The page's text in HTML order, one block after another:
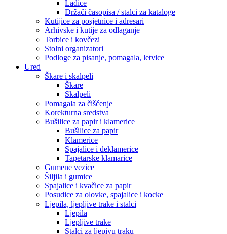
Ladice
Držači časopisa / stalci za kataloge
Kutijice za posjetnice i adresari
Arhivske i kutije za odlaganje
Torbice i kovčezi
Stolni organizatori
Podloge za pisanje, pomagala, letvice
Ured
Škare i skalpeli
Škare
Skalpeli
Pomagala za čišćenje
Korekturna sredstva
Bušilice za papir i klamerice
Bušilice za papir
Klamerice
Spajalice i deklamerice
Tapetarske klamarice
Gumene vezice
Šiljila i gumice
Spajalice i kvačice za papir
Posudice za olovke, spajalice i kocke
Ljepila, ljepljive trake i stalci
Ljepila
Ljepljive trake
Stalci za ljepivu traku